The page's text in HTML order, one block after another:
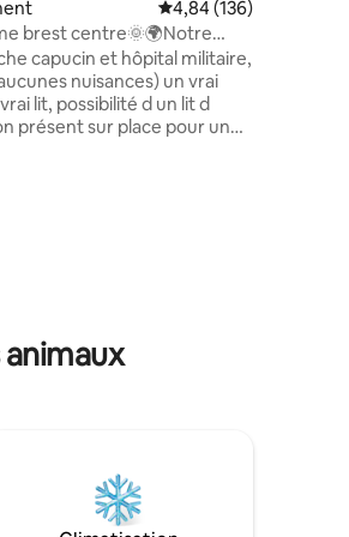
base de 124 commentaires : 4,98 sur 5
Évaluation moyenne
4,84 (136)
brest centre🌞🌍Notre
capucin et hôpital militaire,
nuisances) un vrai
lit, possibilité d un lit d
présent sur place pour un